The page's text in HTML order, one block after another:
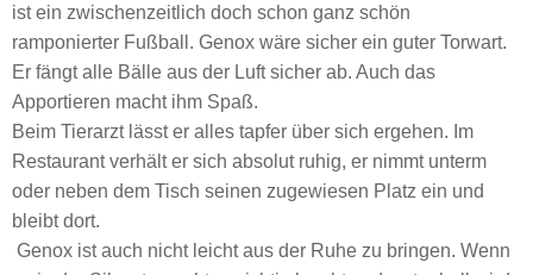
ist ein zwischenzeitlich doch schon ganz schön
ramponierter Fußball. Genox wäre sicher ein guter Torwart.
Er fängt alle Bälle aus der Luft sicher ab. Auch das
Apportieren macht ihm Spaß.
Beim Tierarzt lässt er alles tapfer über sich ergehen. Im
Restaurant verhält er sich absolut ruhig, er nimmt unterm
oder neben dem Tisch seinen zugewiesen Platz ein und
bleibt dort.
Genox ist auch nicht leicht aus der Ruhe zu bringen. Wenn